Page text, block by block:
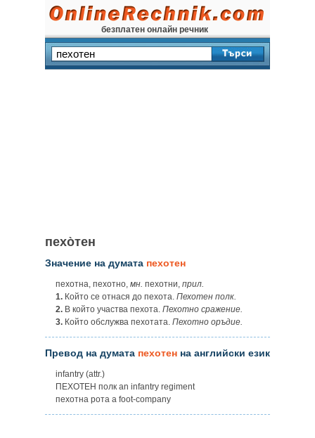
безплатен онлайн речник
пехо̀тен
Значение на думата пехотен
пехотна, пехотно, мн. пехотни, прил.
1. Който се отнася до пехота. Пехотен полк.
2. В който участва пехота. Пехотно сражение.
3. Който обслужва пехотата. Пехотно оръдие.
Превод на думата пехотен на английски език
infantry (attr.)
ПЕХОТЕН полк an infantry regiment
пехотна рота a foot-company